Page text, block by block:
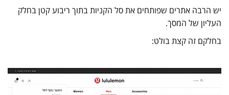
יש הרבה אתרים שפותחים את סל הקניות בתוך ריבוע קטן בחלק
העליון של המסך.
בחלקם זה קצת בולט: